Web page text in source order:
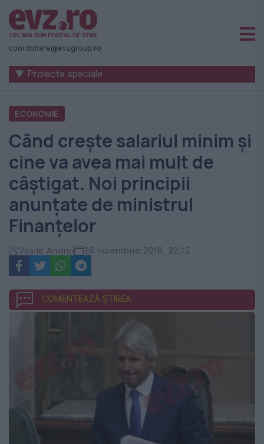
Știri
naționale
internaționale
România
-
Evenimentul
Zilei
coordonare@evzgroup.ro
▼ Proiecte speciale
ECONOMIE
Când creşte salariul minim şi
cine va avea mai mult de
câştigat. Noi principii
anunţate de ministrul
Finanţelor
Vasile Andrei 26 noiembrie 2018, 22:12
COMENTEAZĂ ȘTIREA